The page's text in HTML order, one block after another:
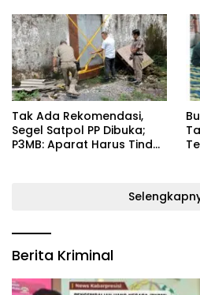
‎Tak Ada Rekomendasi,
Segel Satpol PP Dibuka;
P3MB: Aparat Harus Tindak
Berita Kriminal